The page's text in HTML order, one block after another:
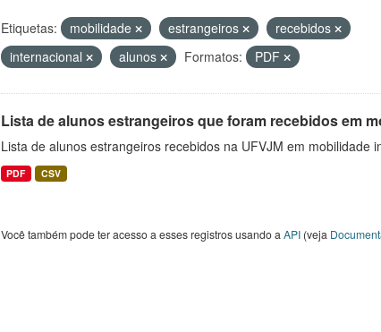
Etiquetas: mobilidade estrangeiros
recebidos
internacional
alunos Formatos: PDF
Lista de alunos estrangeiros que foram recebidos em
Lista de alunos estrangeiros recebidos na UFVJM em mobilidade
PDF CSV
Você também pode ter acesso a esses registros usando a API(veja